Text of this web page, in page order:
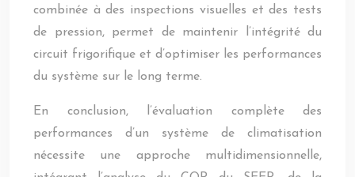
combinée à des inspections visuelles et des tests
de pression, permet de maintenir l’intégrité du
circuit frigorifique et d’optimiser les performances
du système sur le long terme.
En conclusion, l’évaluation complète des
performances d’un système de climatisation
nécessite une approche multidimensionnelle,